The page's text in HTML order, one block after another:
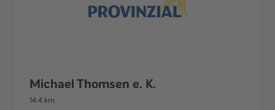
Michael Thomsen e. K.
14.4 km